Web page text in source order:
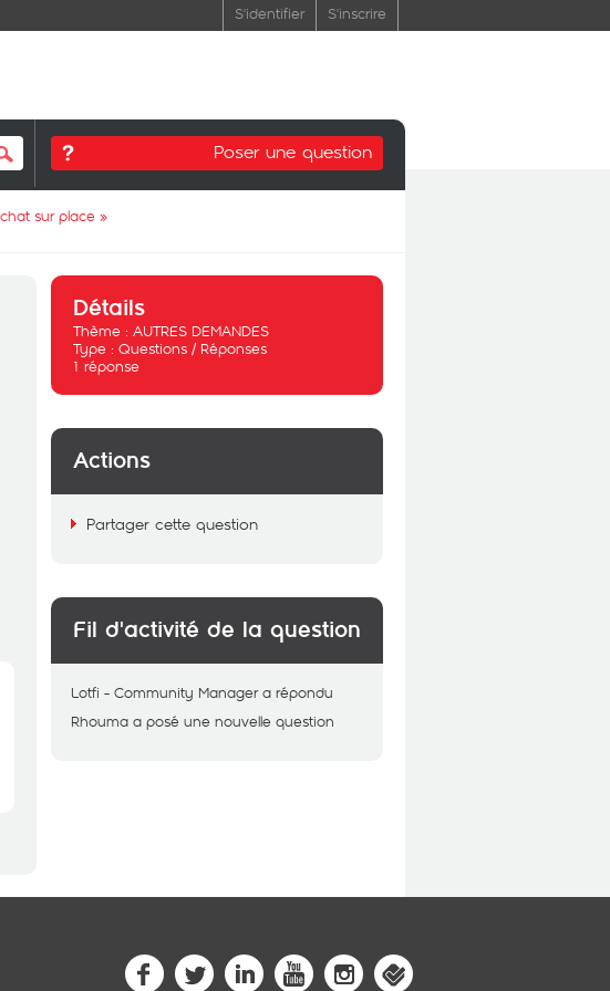
S'identifier S'inscrire
Poser une question
sur place »
Détails
Thème : AUTRES DEMANDES
Type : Questions / Réponses
1 réponse
Actions
Partager cette question
Fil d'activité de la question
Lotfi - Community Manager a répondu
Rhouma a posé une nouvelle question